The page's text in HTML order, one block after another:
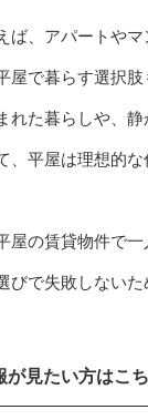
ば、アパートや
屋で暮らす選択肢
れた暮らしや、
、平屋は理想的
屋の賃貸物件で
びで失敗しない
が見たい方はこ